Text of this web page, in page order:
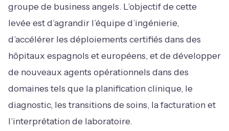
groupe de business angels. L’objectif de cette
levée est d’agrandir l’équipe d’ingénierie,
d’accélérer les déploiements certifiés dans des
hôpitaux espagnols et européens, et de développer
de nouveaux agents opérationnels dans des
domaines tels que la planification clinique, le
diagnostic, les transitions de soins, la facturation et
l’interprétation de laboratoire.